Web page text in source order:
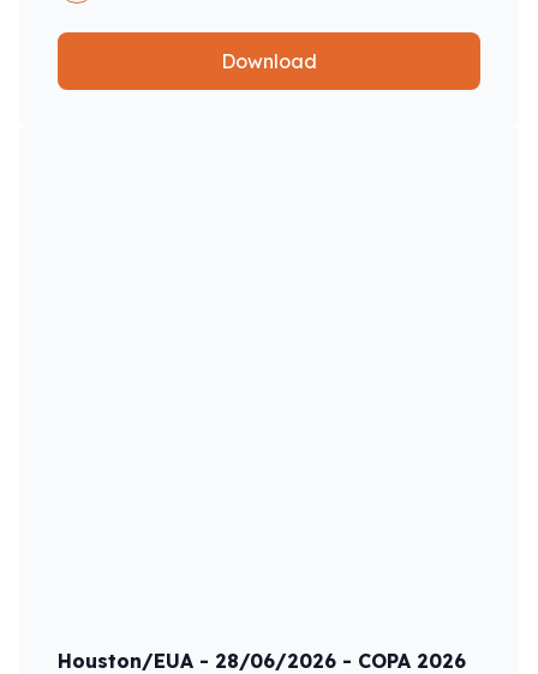
Download
Houston/EUA - 28/06/2026 - COPA 2026